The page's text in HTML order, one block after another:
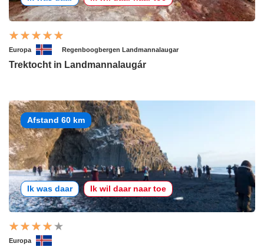
Europa Regenboogbergen Landmannalaugar
Trektocht in Landmannalaugár
Afstand 60 km
Ik was daar Ik wil daar naar toe
Europa